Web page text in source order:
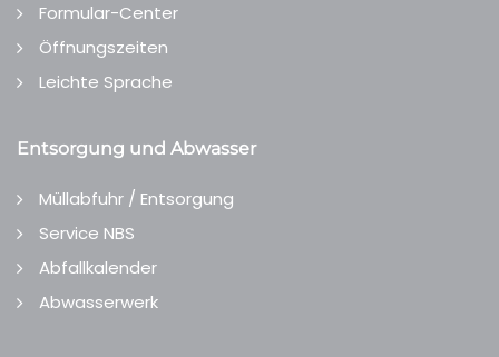
Formular-Center
Öffnungszeiten
Leichte Sprache
Entsorgung und Abwasser
Müllabfuhr / Entsorgung
Service NBS
Abfallkalender
Abwasserwerk